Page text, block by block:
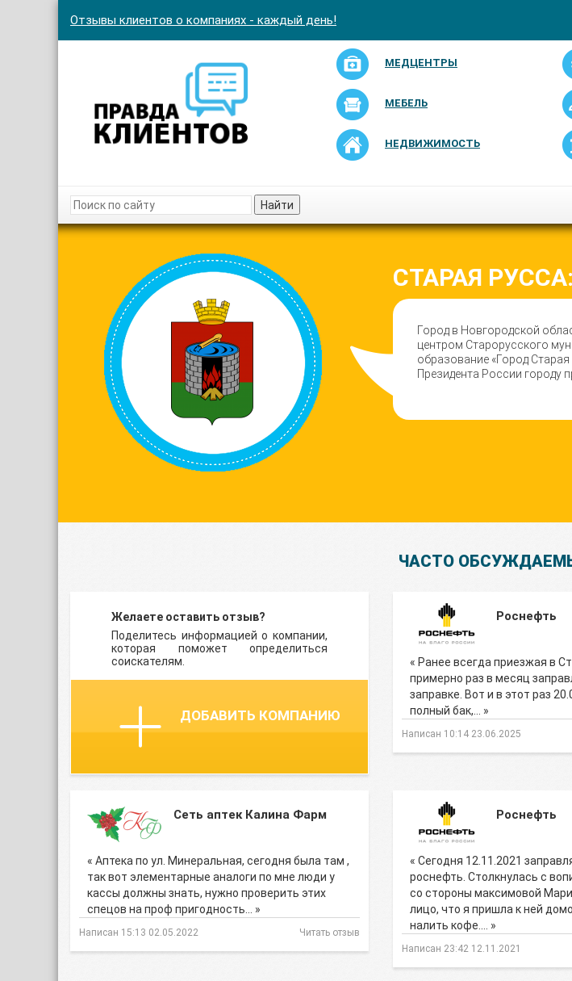
Отзывы клиентов о компаниях - каждый день!
МЕДЦЕНТРЫ
МЕБЕЛЬ
НЕДВИЖИМОСТЬ
Найти
СТАРАЯ
Город в Новгородской
центром Старорусского
образование «Город
Президента России городу
ЧАСТО
Желаете оставить отзыв?
Поделитесь информацией о компании,
которая поможет определиться
соискателям.
ДОБАВИТЬ КОМПАНИЮ
Роснефть
« Ранее всегда приезжая в
примерно раз в месяц
заправке. Вот и в этот раз
полный бак,… »
Написан 10:14 23.06.2025
Сеть аптек Калина Фарм
« Аптека по ул. Минеральная, сегодня была там ,
так вот элементарные аналоги по мне люди у
кассы должны знать, нужно проверить этих
спецов на проф пригодность… »
Написан 15:13 02.05.2022 Читать отзыв
Роснефть
« Сегодня 12.11.2021
роснефть. Столкнулась с
со стороны максимовой
лицо, что я пришла к ней
налить кофе.… »
Написан 23:42 12.11.2021